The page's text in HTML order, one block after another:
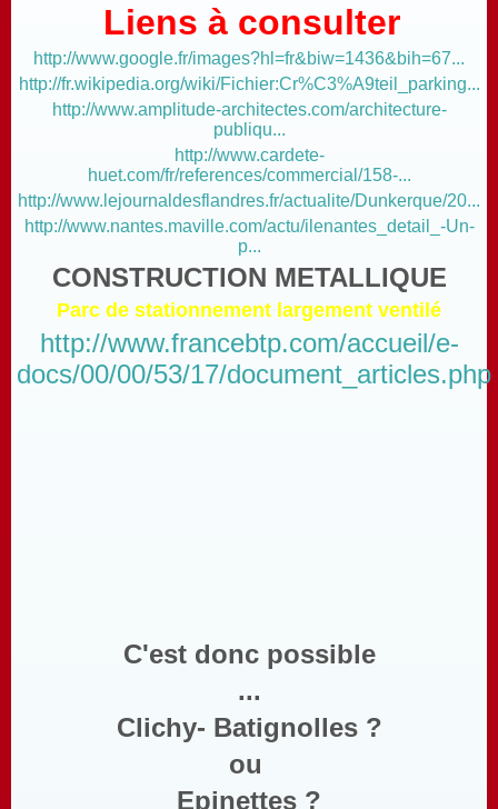
Liens à consulter
http://www.google.fr/images?hl=fr&biw=1436&bih=67...
http://fr.wikipedia.org/wiki/Fichier:Cr%C3%A9teil_parking...
http://www.amplitude-architectes.com/architecture-
publiqu...
http://www.cardete-
huet.com/fr/references/commercial/158-...
http://www.lejournaldesflandres.fr/actualite/Dunkerque/20...
http://www.nantes.maville.com/actu/ilenantes_detail_-Un-
p...
CONSTRUCTION METALLIQUE
Parc de stationnement largement ventilé
http://www.francebtp.com/accueil/e-
docs/00/00/53/17/document_articles.php
C'est donc possible
...
Clichy- Batignolles ?
ou
Epinettes ?